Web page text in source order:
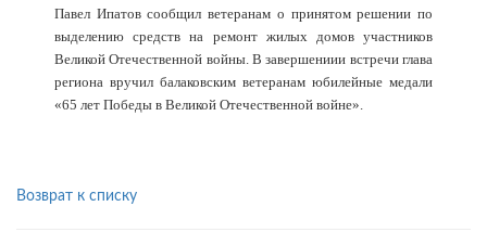
Павел Ипатов сообщил ветеранам о принятом решении по
выделению средств на ремонт жилых домов участников
Великой Отечественной войны. В завершениии встречи глава
региона вручил балаковским ветеранам юбилейные медали
«65 лет Победы в Великой Отечественной войне».
Возврат к списку